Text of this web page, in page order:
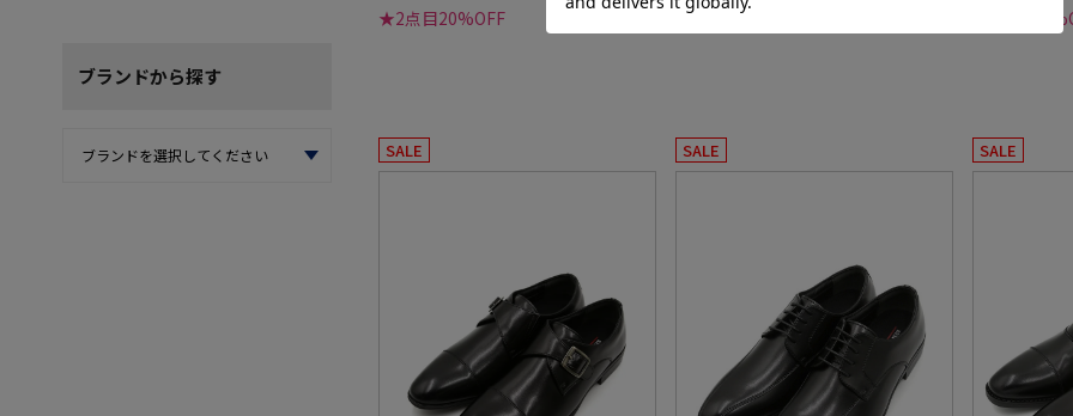
ブランドから探す
★2点目20%OFF ★2点目20%OFF ★2点目
SALE SALE SALE